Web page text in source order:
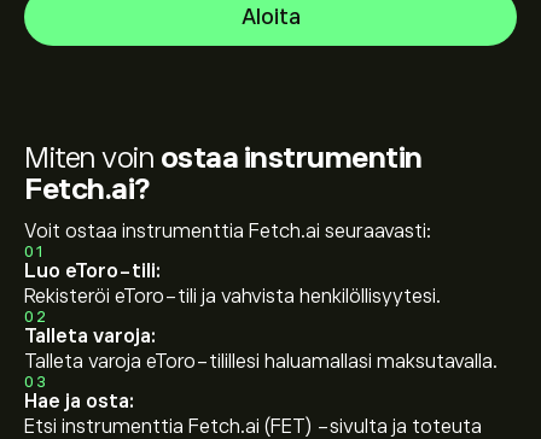
Aloita
Miten voin ostaa instrumentin
Fetch.ai?
Voit ostaa instrumenttia Fetch.ai seuraavasti:
01
Luo eToro-tili:
Rekisteröi eToro-tili ja vahvista henkilöllisyytesi.
02
Talleta varoja:
Talleta varoja eToro-tilillesi haluamallasi maksutavalla.
03
Hae ja osta:
Etsi instrumenttia Fetch.ai (FET) -sivulta ja toteuta